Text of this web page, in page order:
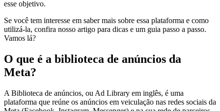
esse objetivo.
Se você tem interesse em saber mais sobre essa plataforma e como
utilizá-la, confira nosso artigo para dicas e um guia passo a passo.
Vamos lá?
O que é a biblioteca de anúncios da
Meta?
A Biblioteca de anúncios, ou Ad Library em inglês, é uma
plataforma que reúne os anúncios em veiculação nas redes sociais da